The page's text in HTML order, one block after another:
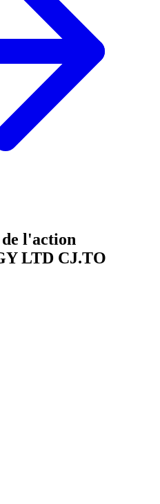
de l'action
LTD CJ.TO